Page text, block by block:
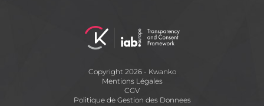
Copyright 2026 - Kwanko
Mentions Légales
CGV
Politique de Gestion des Donnees